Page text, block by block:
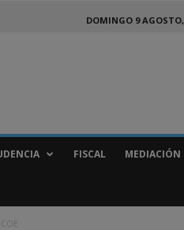
DOMINGO 9
FISCAL MEDIACIÓN